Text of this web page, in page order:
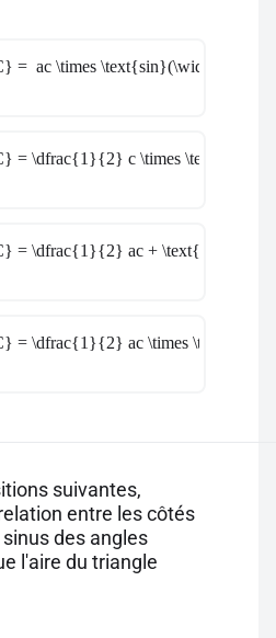
= ac \times
= \dfrac{1}{2} c \times
= \dfrac{1}{2} ac +
= \dfrac{1}{2} ac \times
suivantes,
entre les côtés
des angles
l'aire du triangle